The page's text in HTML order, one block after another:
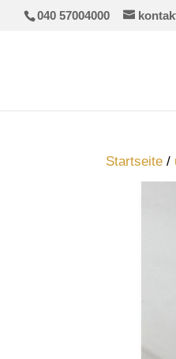
040 57004000
Startseite /